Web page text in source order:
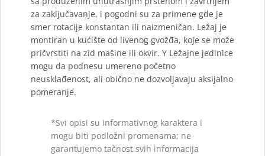
za zaključavanje, i pogodni su za primene gde je
smer rotacije konstantan ili naizmeničan. Ležaj je
montiran u kućište od livenog gvožđa, koje se može
pričvrstiti na zid mašine ili okvir. Y Ležajne jedinice
mogu da podnesu umereno početno
neusklađenost, ali obično ne dozvoljavaju aksijalno
pomeranje.
*Svi opisi su informativnog karaktera i
mogu biti podložni promenama; ne
garantujemo tačnost svih informacija